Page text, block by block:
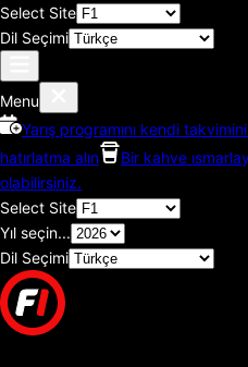
Select Site
Dil Seçimi
Menu
Yarış programını kendi
hatırlatma alın
Bir kahve
olabilirsiniz.
Select Site
Yıl seçin...
Dil Seçimi